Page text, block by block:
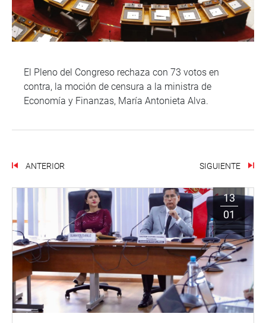
El Pleno del Congreso rechaza con 73 votos en
contra, la moción de censura a la ministra de
Economía y Finanzas, María Antonieta Alva.
ANTERIOR SIGUIENTE
13
01